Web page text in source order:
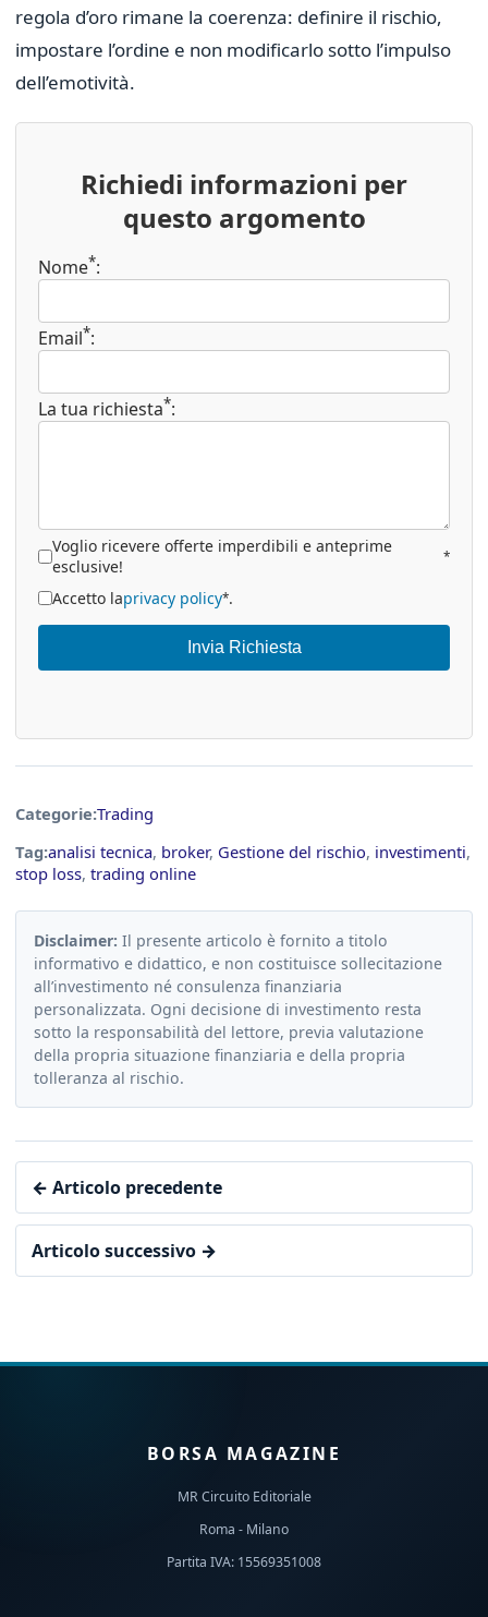
regola d’oro rimane la coerenza: definire il rischio,
impostare l’ordine e non modificarlo sotto l’impulso
dell’emotività.
Richiedi informazioni per
questo argomento
Nome*:
Email*:
La tua richiesta*:
Voglio ricevere offerte imperdibili e anteprime
esclusive!
*
Accetto laprivacy policy*.
Invia Richiesta
Categorie:Trading
Tag:analisi tecnica, broker, Gestione del rischio, investimenti,
stop loss, trading online
Disclaimer: Il presente articolo è fornito a titolo
informativo e didattico, e non costituisce sollecitazione
all’investimento né consulenza finanziaria
personalizzata. Ogni decisione di investimento resta
sotto la responsabilità del lettore, previa valutazione
della propria situazione finanziaria e della propria
tolleranza al rischio.
← Articolo precedente
Articolo successivo →
BORSA MAGAZINE
MR Circuito Editoriale
Roma - Milano
Partita IVA: 15569351008